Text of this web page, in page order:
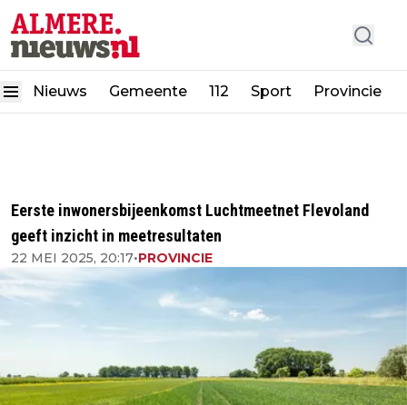
Nieuws Gemeente 112 Sport Provincie
Eerste inwonersbijeenkomst Luchtmeetnet Flevoland
geeft inzicht in meetresultaten
22 MEI 2025, 20:17•PROVINCIE